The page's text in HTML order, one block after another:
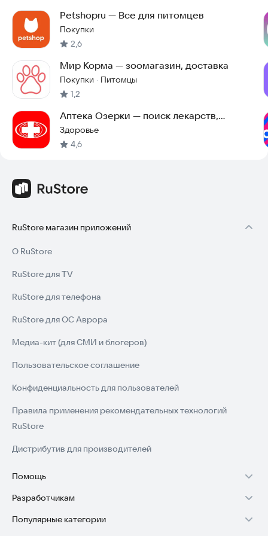
Petshopru — Все для питомцев
Покупки
2,6
Мир Корма — зоомагазин, доставка
Покупки · Питомцы
1,2
Аптека Озерки — поиск лекарств,
витаминов и БАДов
Здоровье
4,6
RuStore магазин приложений
О RuStore
RuStore для TV
RuStore для телефона
RuStore для ОС Аврора
Медиа-кит (для СМИ и блогеров)
Пользовательское соглашение
Конфиденциальность для пользователей
Правила применения рекомендательных технологий
RuStore
Дистрибутив для производителей
Помощь
Установка RuStore на TV
Установка RuStore на телефон
Разработчикам
Зарабатывать с RuStore
Популярные категории